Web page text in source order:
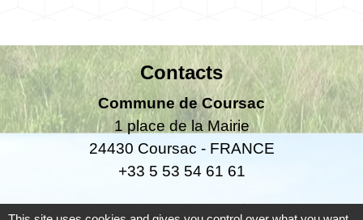
Contacts
Commune de Coursac
1 place de la Mairie
24430 Coursac - FRANCE
+33 5 53 54 61 61
Téléphone pour les urgences uniquement en